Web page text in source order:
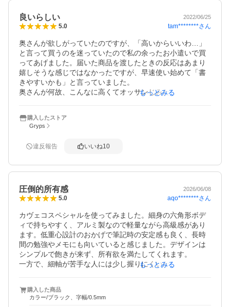
した。
ありがとうございます。
良いらしい 2022/06/25
5.0 tam********さん
奥さんが欲しがっていたのですが、「高いからいいわ…」
と言って買うのを迷っていたので私の余ったお小遣いで買
ってあげました。届いた商品を渡したときの反応はあまり
嬉しそうな感じではなかったですが、早速使い始めて「書
きやすいかも」と言っていました。
奥さんが何故、こんなに高くてオッサンじみた（失礼）シ
員に加えられていたところをみると、気に入ってくれたよ
うです。
たようです。
もっとみる
購入したストア
Gryps
違反報告 いいね10
圧倒的所有感 2026/06/08
5.0 aqo********さん
カヴェコスペシャルを使ってみました。細身の六角形ボデ
ィで持ちやすく、アルミ製なので軽量ながら高級感があり
ます。低重心設計のおかげで筆記時の安定感も良く、長時
間の勉強やメモにも向いていると感じました。デザインは
シンプルで飽きが来ず、所有欲を満たしてくれます。
一方で、細軸が苦手な人には少し握りにくいかもしれませ
もっとみる
購入した商品
カラー/ブラック、字幅/0.5mm